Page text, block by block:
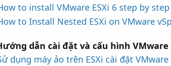
to install VMware ESXi 6 step by step
to Install Nested ESXi on VMware
dẫn cài đặt và cấu hình
dụng máy ảo trên ESXi cài đặt